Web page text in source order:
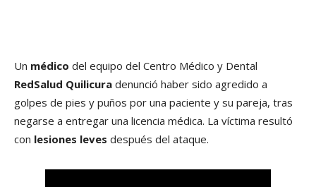
Un médico del equipo del Centro Médico y Dental
RedSalud Quilicura denunció haber sido agredido a
golpes de pies y puños por una paciente y su pareja, tras
negarse a entregar una licencia médica. La víctima resultó
con lesiones leves después del ataque.